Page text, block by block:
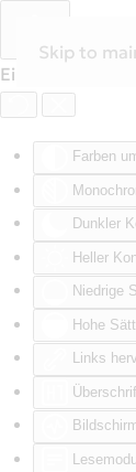
Eingabehilfen
Farben
Dunkler
Heller
Niedrige
Hohe
Links
Skip to